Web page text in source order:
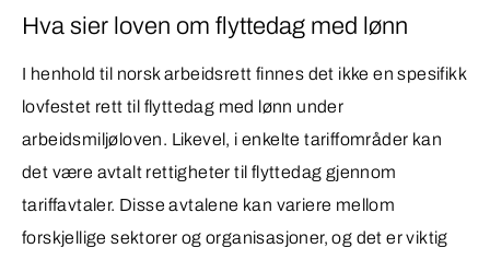
Hva sier loven om flyttedag med lønn
I henhold til norsk arbeidsrett finnes det ikke en spesifikk
lovfestet rett til flyttedag med lønn under
arbeidsmiljøloven. Likevel, i enkelte tariffområder kan
det være avtalt rettigheter til flyttedag gjennom
tariffavtaler. Disse avtalene kan variere mellom
forskjellige sektorer og organisasjoner, og det er viktig